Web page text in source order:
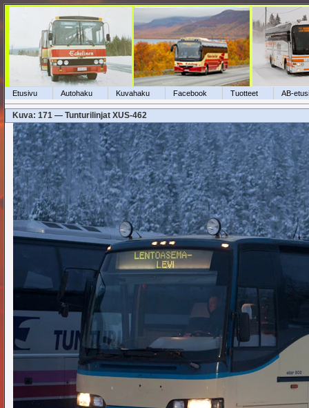
Etusivu Autohaku Kuvahaku Facebook Tuotteet AB-
Kuva: 171 — Tunturilinjat XUS-462